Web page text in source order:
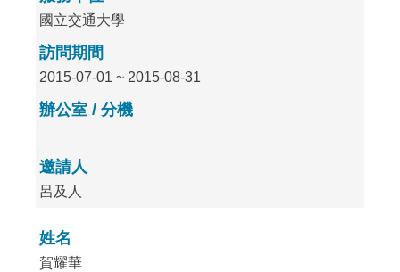
國立交通大學
訪問期間
2015-07-01 ~ 2015-08-31
辦公室 / 分機
邀請人
呂及人
姓名
賀耀華